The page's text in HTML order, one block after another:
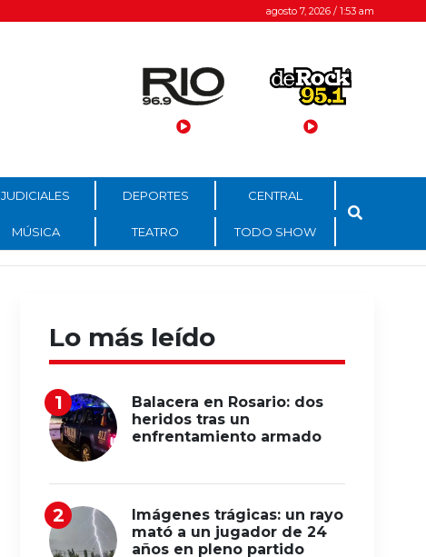
agosto 7, 2026 / 1:53 am
JUDICIALES DEPORTES CENTRAL
MÚSICA TEATRO TODO SHOW
Lo más leído
Balacera en Rosario: dos
heridos tras un
enfrentamiento armado
Imágenes trágicas: un rayo
mató a un jugador de 24
años en pleno partido